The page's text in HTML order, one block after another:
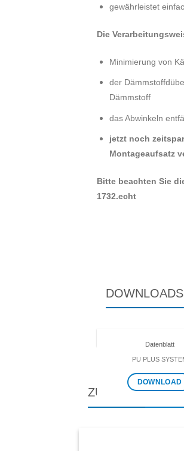
gewährleistet
Die
Minimierung von
der
Dämmstoff
das Abwinkeln
jetzt noch
Montageaufsatz
Bitte beachten Sie
1732.echt
DOWNLOADS
Datenblatt
PU PLUS
DOWNLOAD
ZUBEHÖR